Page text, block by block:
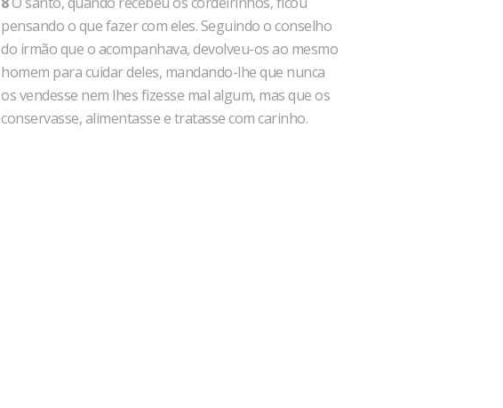
pensando o que fazer com eles. Seguindo o conselho
do irmão que o acompanhava, devolveu-os ao mesmo
homem para cuidar deles, mandando-lhe que nunca
os vendesse nem lhes fizesse mal algum, mas que os
conservasse, alimentasse e tratasse com carinho.